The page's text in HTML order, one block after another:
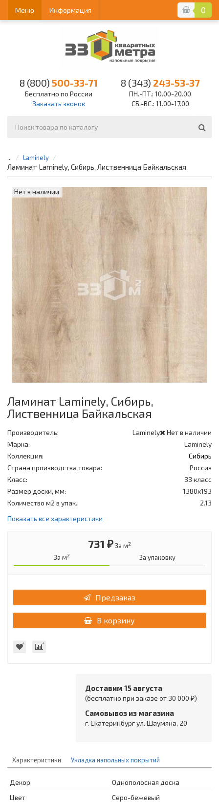
0
Меню Информация
8 (800) 500-33-71
Бесплатно по России
Заказать звонок
8 (343) 243-53-37
ПН.-ПТ.: 10.00-20.00
СБ.-ВС.: 11.00-17.00
... Laminely
Ламинат Laminely, Сибирь, Лиственница Байкальская
Нет в наличии
Ламинат Laminely, Сибирь,
Лиственница Байкальская
Нет в наличии
Производитель:
Laminely
Марка:
Laminely
Коллекция:
Сибирь
Страна производства товара:
Россия
Класс:
33 класс
Размер доски, мм:
1380x193
Количество м2 в упак.:
2.13
Показать все характеристики
731 ₽За м2
За м2 За упаковку
Предзаказ
В корзину
Доставим 15 августа
(бесплатно при заказе от 30 000 ₽)
Самовывоз из магазина
г. Екатеринбург ул. Шаумяна, 20
Характеристики Укладка напольных покрытий
Декор
Однополосная доска
Цвет
Серо-бежевый